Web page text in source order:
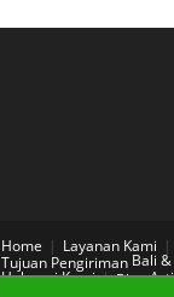
Home
Layanan Kami
Tujuan Pengiriman Bali
Hubungi Kami
Blog